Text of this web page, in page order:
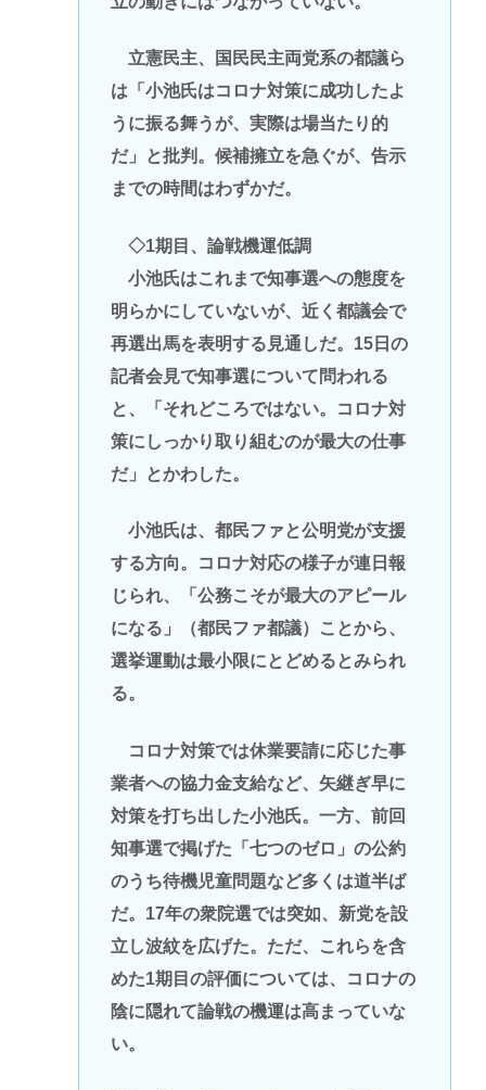
立憲民主、国民民主両党系の都議ら
は「小池氏はコロナ対策に成功したよ
うに振る舞うが、実際は場当たり的
だ」と批判。候補擁立を急ぐが、告示
までの時間はわずかだ。
◇1期目、論戦機運低調
小池氏はこれまで知事選への態度を
明らかにしていないが、近く都議会で
再選出馬を表明する見通しだ。15日の
記者会見で知事選について問われる
と、「それどころではない。コロナ対
策にしっかり取り組むのが最大の仕事
だ」とかわした。
小池氏は、都民ファと公明党が支援
する方向。コロナ対応の様子が連日報
じられ、「公務こそが最大のアピール
になる」（都民ファ都議）ことから、
選挙運動は最小限にとどめるとみられ
る。
コロナ対策では休業要請に応じた事
業者への協力金支給など、矢継ぎ早に
対策を打ち出した小池氏。一方、前回
知事選で掲げた「七つのゼロ」の公約
のうち待機児童問題など多くは道半ば
だ。17年の衆院選では突如、新党を設
立し波紋を広げた。ただ、これらを含
めた1期目の評価については、コロナの
陰に隠れて論戦の機運は高まっていな
い。